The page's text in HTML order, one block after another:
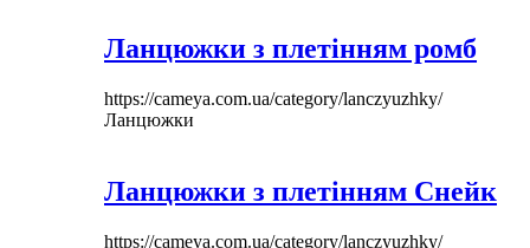
Ланцюжки з плетінням ромб
https://cameya.com.ua/category/lanczyuzhky/
Ланцюжки
Ланцюжки з плетінням Снейк
https://cameya.com.ua/category/lanczyuzhky/